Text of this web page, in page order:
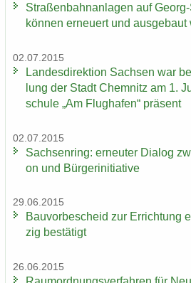
Stra­ßen­bahn­an­la­gen auf
kön­nen er­neu­ert und aus­ge­baut
02.07.2015
Lan­des­di­rek­ti­on Sach­sen war
lung der Stadt Chem­nitz am 1.
schu­le „Am Flug­ha­fen“ prä­sent
02.07.2015
Sach­sen­ring: er­neu­ter Dia­log
on und Bür­ger­initia­ti­ve
29.06.2015
Bau­vor­be­scheid zur Er­rich­tung
zig be­stä­tigt
26.06.2015